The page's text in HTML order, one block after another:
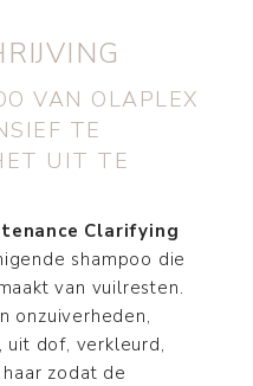
VAN OLAPLEX
TE
UIT TE
Clarifying
shampoo die
van vuilresten.
onzuiverheden,
dof, verkleurd,
zodat de